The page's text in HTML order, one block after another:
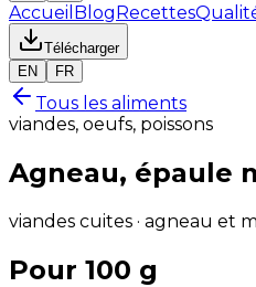
Accueil BlogRecettes
Télécharger
EN
FR
Tous les aliments
viandes, oeufs, poissons
Agneau, épaule
viandes cuites · agneau et
Pour 100 g